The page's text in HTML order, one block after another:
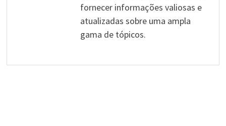
fornecer informações valiosas e
atualizadas sobre uma ampla
gama de tópicos.